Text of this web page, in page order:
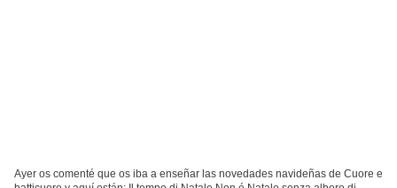
Ayer os comenté que os iba a enseñar las novedades navideñas de Cuore e